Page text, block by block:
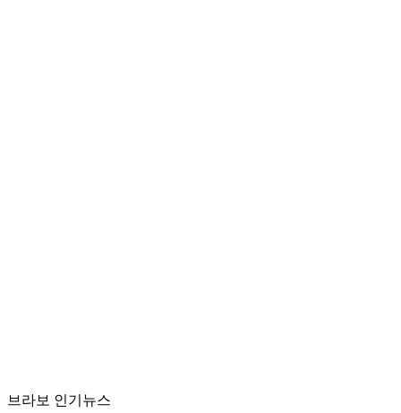
브라보 인기뉴스